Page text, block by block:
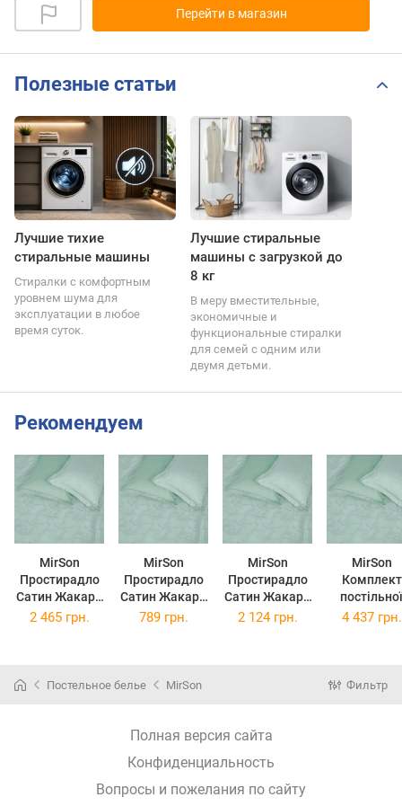
Перейти в магазин
Полезные статьи
Лучшие тихие
стиральные машины
Стиралки с комфортным
уровнем шума для
эксплуатации в любое
время суток.
Лучшие стиральные
машины с загрузкой до
8 кг
В меру вместительные,
экономичные и
функциональные стиралки
для семей с одним или
двумя детьми.
Рекомендуем
MirSon
Простирадло
Сатин Жакард
6041 Sofia
MirSon
Простирадло
Сатин Жакард
6041 Sofia
MirSon
Простирадло
Сатин Жакард
6041 Sofia
MirSon
Комплект
постільної
білизни
Сатин
2 465 грн. 789 грн. 2 124 грн. 4 437 грн.
Постельное белье MirSon Фильтр
Полная версия сайта
Конфиденциальность
Вопросы и пожелания по сайту